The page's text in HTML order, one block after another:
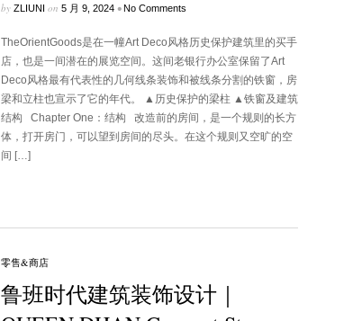
by ZLIUNI on 5 月 9, 2024 •No Comments
TheOrientGoods是在一幢Art Deco风格历史保护建筑里的买手
店，也是一间潜在的展览空间。这间老银行办公室保留了Art
Deco风格最有代表性的几何线条装饰和被线条分割的铁窗，房
梁和立柱也宣示了它的年代。 ▲历史保护的梁柱 ▲铁窗及建筑
结构 Chapter One：结构 改造前的房间，是一个规则的长方
体，打开房门，可以望到房间的尽头。在这个规则又空旷的空
间 […]
零售&商店
鲁班时代建筑装饰设计｜